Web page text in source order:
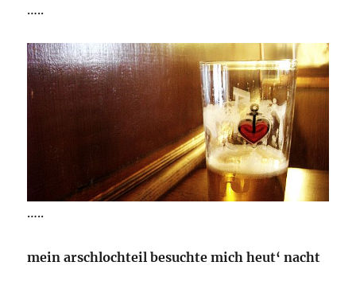
…..
…..
mein arschlochteil besuchte mich heut‘ nacht